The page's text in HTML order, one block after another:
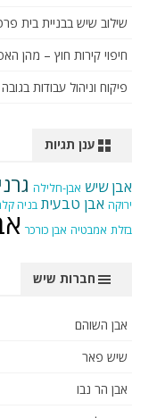
שילוב שיש בבניית בית
חיפוי קירות חוץ – מהן
פיקוח וניהול עבודות בגובה
ענן תגיות
אבן שיש אבן-חלילה
ירוקה אבן טבעית בניה
בזלת אמבטיה אבן כורכר
חברות שיש
אבן השוהם
שיש פאר
אבן הר נבו